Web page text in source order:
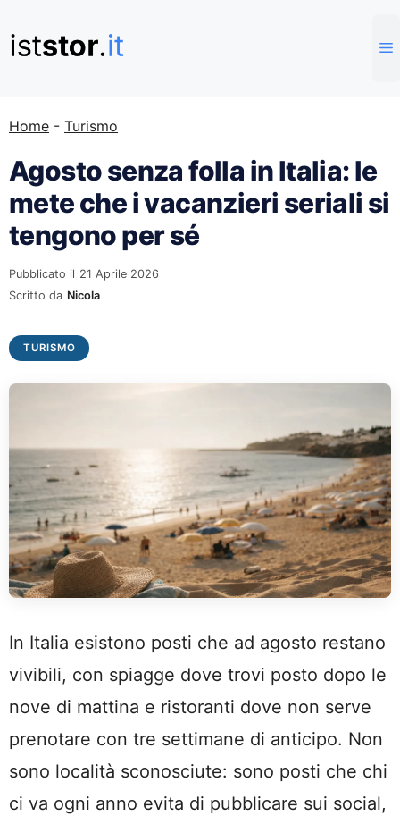
al
contenuto
Home - Turismo
Agosto senza folla in Italia: le
mete che i vacanzieri seriali si
tengono per sé
Pubblicato il 21 Aprile 2026
Scritto da Nicola
TURISMO
In Italia esistono posti che ad agosto restano
vivibili, con spiagge dove trovi posto dopo le
nove di mattina e ristoranti dove non serve
prenotare con tre settimane di anticipo. Non
sono località sconosciute: sono posti che chi
ci va ogni anno evita di pubblicare sui social,